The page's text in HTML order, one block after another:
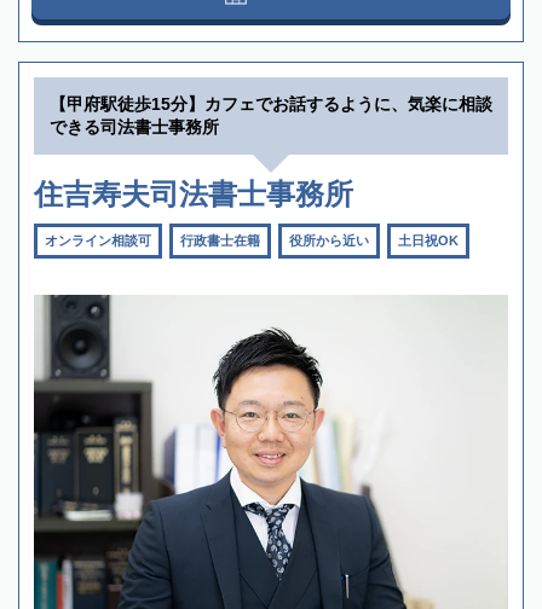
【甲府駅徒歩15分】カフェでお話するように、気楽に相談
できる司法書士事務所
住吉寿夫司法書士事務所
オンライン相談可 行政書士在籍 役所から近い 土日祝OK